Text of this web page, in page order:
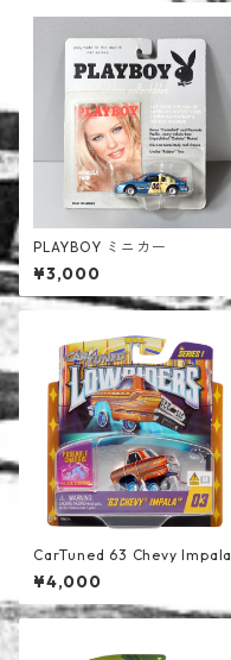
PLAYBOY ミニカー
¥3,000
CarTuned 63 Chevy Impala
¥4,000